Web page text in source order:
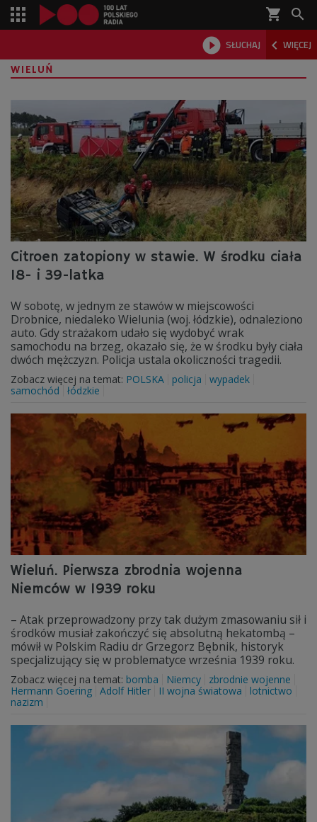
shopping_cart 
 SŁUCHAJ  WIĘCEJ

WIELUŃ
Citroen zatopiony w stawie. W środku ciała
18- i 39-latka
W sobotę, w jednym ze stawów w miejscowości
Drobnice, niedaleko Wielunia (woj. łódzkie), odnaleziono
auto. Gdy strażakom udało się wydobyć wrak
samochodu na brzeg, okazało się, że w środku były ciała
dwóch mężczyzn. Policja ustala okoliczności tragedii.
Zobacz więcej na temat: POLSKA policja
wypadek
samochód
łódzkie
Wieluń. Pierwsza zbrodnia wojenna
Niemców w 1939 roku
– Atak przeprowadzony przy tak dużym zmasowaniu sił i
środków musiał zakończyć się absolutną hekatombą –
mówił w Polskim Radiu dr Grzegorz Bębnik, historyk
specjalizujący się w problematyce września 1939 roku.
Zobacz więcej na temat: bomba Niemcy
zbrodnie wojenne
Hermann Goering Adolf Hitler II wojna światowa
lotnictwo
nazizm